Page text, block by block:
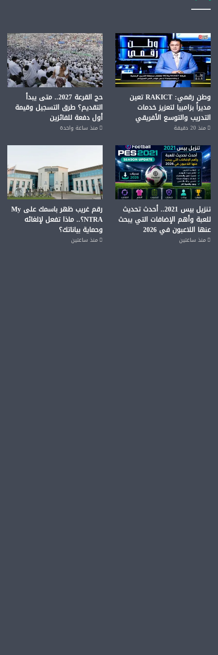
وطن رقمي: RAKICT تعين
مديراً بزامبيا لتعزيز خدمات
التدريب والتوسع الأفريقي
منذ 20 دقيقة
حج القرعة 2027.. متى يبدأ
التقديم؟ طرق التسجيل وقيمة
أول دفعة للفائزين
منذ ساعة واحدة
تنزيل بيس 2021.. أحدث تحديث
للعبة وأهم الإضافات التي يبحث
عنها اللاعبون في 2026
منذ ساعتين
رقم غريب ظهر باسمك على My
NTRA؟.. ماذا تفعل لإلغائه
وحماية بياناتك؟
منذ ساعتين